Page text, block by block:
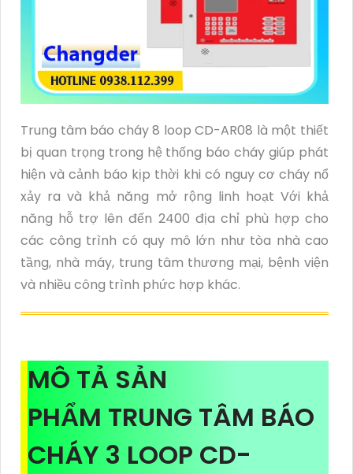
Trung tâm báo cháy 8 loop CD-AR08 là một thiết
bị quan trọng trong hệ thống báo cháy giúp phát
hiện và cảnh báo kịp thời khi có nguy cơ cháy nổ
xảy ra và khả năng mở rộng linh hoạt Với khả
năng hỗ trợ lên đến 2400 địa chỉ phù hợp cho
các công trình có quy mô lớn như tòa nhà cao
tầng, nhà máy, trung tâm thương mại, bệnh viện
và nhiều công trình phức hợp khác.
MÔ TẢ SẢN
PHẨM TRUNG TÂM BÁO
CHÁY 3 LOOP CD-